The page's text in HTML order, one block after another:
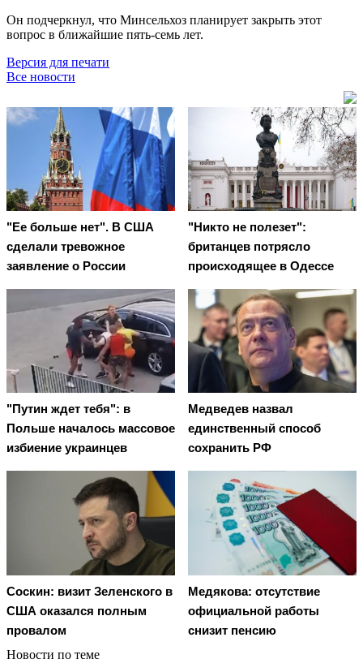
Он подчеркнул, что Минсельхоз планирует закрыть этот
вопрос в ближайшие пять-семь лет.
Версия для печати
Все новости
"Ее больше нет". В США
сделали тревожное
заявление о России
"Никто не полезет":
британцев потрясло
происходящее в Одессе
"Путин ждет тебя": в
Польше началось массовое
избиение украинцев
Медведев назвал
единственный способ
сохранить РФ
Соскин: визит Зеленского в
США оказался полным
провалом
Медякова: отсутствие
официальной работы
снизит пенсию
Новости по теме